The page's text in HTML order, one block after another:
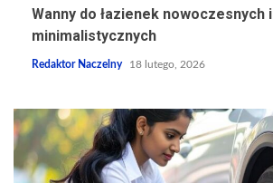
Wanny do łazienek nowoczesnych i
minimalistycznych
Redaktor Naczelny 18 lutego, 2026